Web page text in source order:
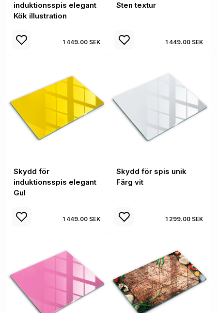
induktionsspis elegant
Kök illustration
1 449.00 SEK
Sten textur
1 449.00 SEK
Skydd för
induktionsspis elegant
Gul
1 449.00 SEK
Skydd för spis unik
Färg vit
1 299.00 SEK